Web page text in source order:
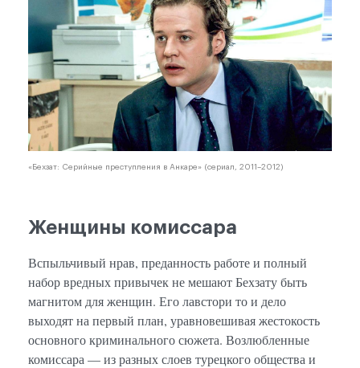
«Бехзат: Серийные преступления в Анкаре» (сериал, 2011–2012)
Женщины комиссара
Вспыльчивый нрав, преданность работе и полный
набор вредных привычек не мешают Бехзату быть
магнитом для женщин. Его лавстори то и дело
выходят на первый план, уравновешивая жестокость
основного криминального сюжета. Возлюбленные
комиссара — из разных слоев турецкого общества и